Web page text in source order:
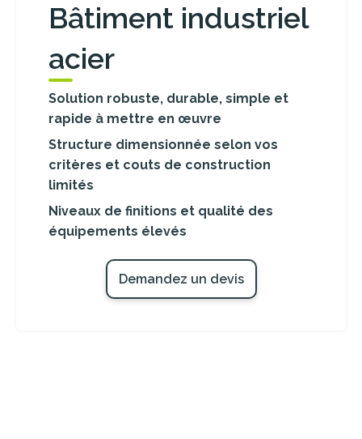
Bâtiment industriel
acier
Solution robuste, durable, simple et
rapide à mettre en œuvre
Structure dimensionnée selon vos
critères et couts de construction
limités
Niveaux de finitions et qualité des
équipements élevés
Demandez un devis